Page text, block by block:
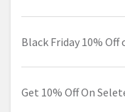
Black Friday 10% Off
Get 10% Off On